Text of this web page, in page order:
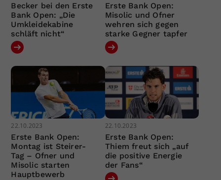
Becker bei den Erste
Bank Open: „Die
Umkleidekabine
schläft nicht“
Erste Bank Open:
Misolic und Ofner
wehren sich gegen
starke Gegner tapfer
22.10.2023
Erste Bank Open:
Montag ist Steirer-
Tag – Ofner und
Misolic starten
Hauptbewerb
22.10.2023
Erste Bank Open:
Thiem freut sich „auf
die positive Energie
der Fans“